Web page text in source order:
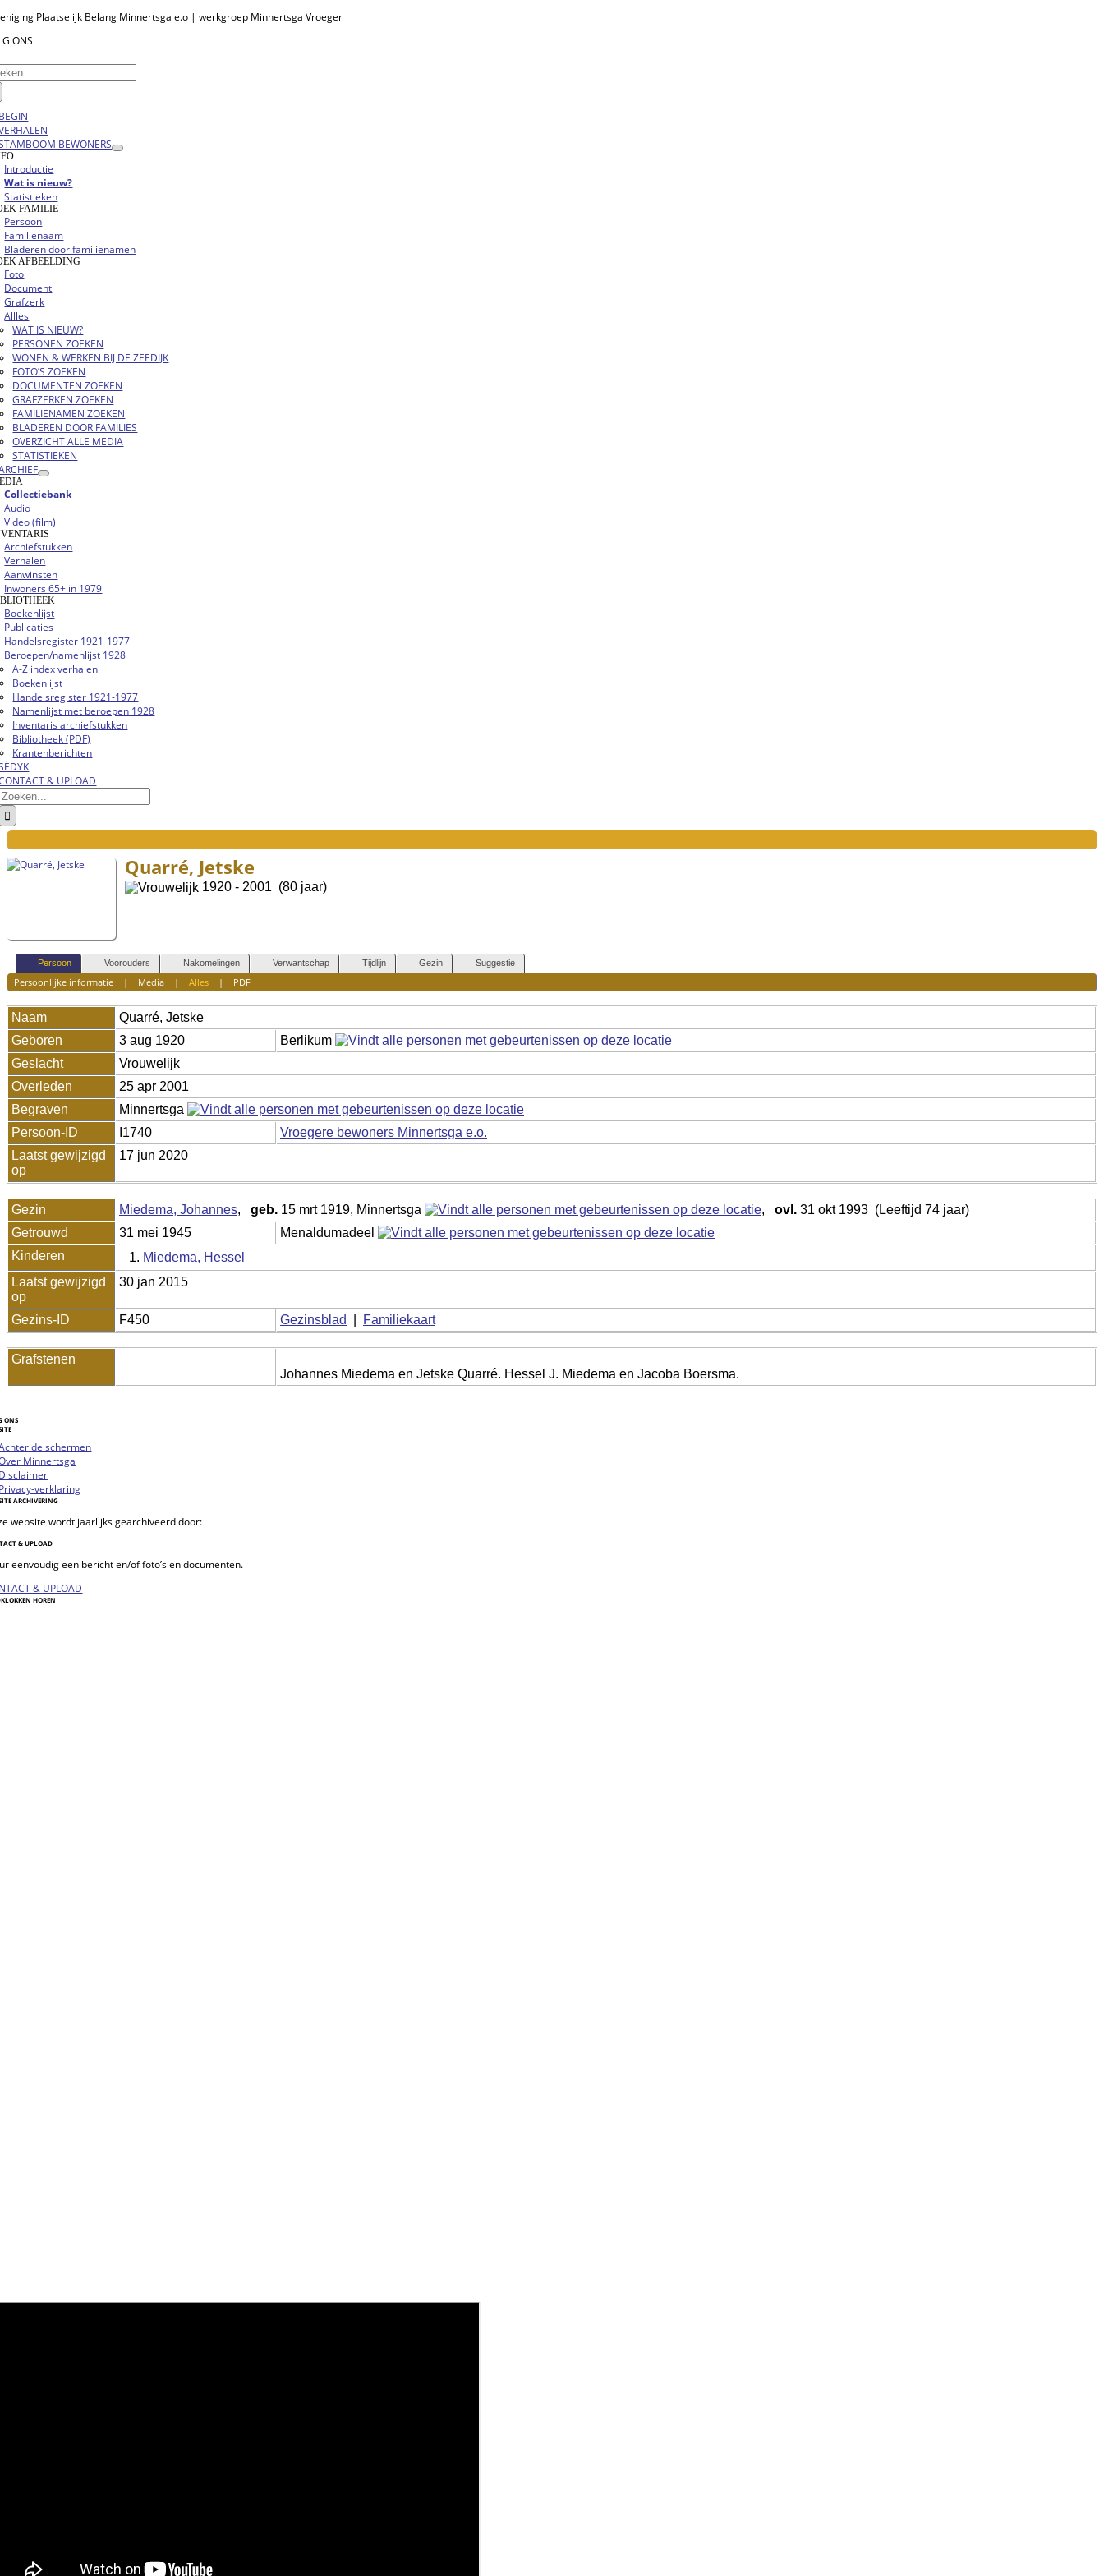
Ga
inhoud
Plaatselijk Belang Minnertsga e.o | werkgroep Minnertsga Vroeger
ONS
BEWONERS
Introductie
Wat is nieuw?
Statistieken
FAMILIE
Persoon
Familienaam
Bladeren door familienamen
AFBEELDING
Foto
Document
Grafzerk
Allles
WAT IS NIEUW?
PERSONEN ZOEKEN
WONEN & WERKEN BIJ DE ZEEDIJK
FOTO’S ZOEKEN
DOCUMENTEN ZOEKEN
GRAFZERKEN ZOEKEN
FAMILIENAMEN ZOEKEN
BLADEREN DOOR FAMILIES
OVERZICHT ALLE MEDIA
STATISTIEKEN
Collectiebank
Audio
Video (film)
Archiefstukken
Verhalen
Aanwinsten
Inwoners 65+ in 1979
Boekenlijst
Publicaties
Handelsregister 1921-1977
Beroepen/namenlijst 1928
A-Z index verhalen
Boekenlijst
Handelsregister 1921-1977
Namenlijst met beroepen 1928
Inventaris archiefstukken
Bibliotheek (PDF)
Krantenberichten
& UPLOAD
Quarré, Jetske
1920 - 2001 (80 jaar)
Persoon Voorouders Nakomelingen Verwantschap Tijdlijn Gezin Suggestie
Persoonlijke informatie| Media| Alles| PDF
Naam Quarré, Jetske
Geboren
3 aug 1920
Berlikum
Geslacht
Vrouwelijk
Overleden
25 apr 2001
Begraven
Minnertsga
Persoon-ID
I1740
Vroegere bewoners Minnertsga e.o.
Laatst gewijzigd
op
17 jun 2020
Gezin Miedema, Johannes, geb. 15 mrt 1919, Minnertsga , ovl. 31 okt 1993 (Leeftijd 74 jaar)
Getrouwd
31 mei 1945
Menaldumadeel
Kinderen
1. Miedema, Hessel
Laatst gewijzigd
op
30 jan 2015
Gezins-ID F450 Gezinsblad Familiekaart
Grafstenen
Johannes Miedema en Jetske Quarré. Hessel J. Miedema en Jacoba Boersma.
ONS
de schermen
Minnertsga
verklaring
ARCHIVERING
website wordt jaarlijks gearchiveerd door:
& UPLOAD
eenvoudig een bericht en/of foto’s en documenten.
& UPLOAD
HOREN